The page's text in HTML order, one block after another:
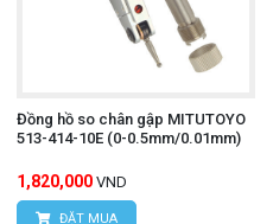
Đồng hồ so chân gập MITUTOYO
513-414-10E (0-0.5mm/0.01mm)
1,820,000 VND
ĐẶT MUA